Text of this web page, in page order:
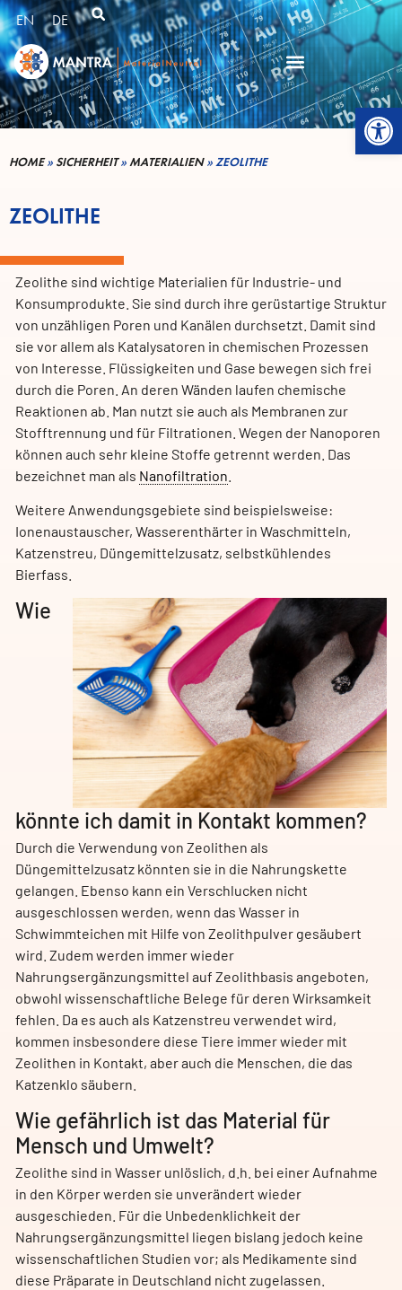
EN DE
HOME» SICHERHEIT»MATERIALIEN»ZEOLITHE
ZEOLITHE
Zeolithe sind wichtige Materialien für Industrie- und
Konsumprodukte. Sie sind durch ihre gerüstartige Struktur
von unzähligen Poren und Kanälen durchsetzt. Damit sind
sie vor allem als Katalysatoren in chemischen Prozessen
von Interesse. Flüssigkeiten und Gase bewegen sich frei
durch die Poren. An deren Wänden laufen chemische
Reaktionen ab. Man nutzt sie auch als Membranen zur
Stofftrennung und für Filtrationen. Wegen der Nanoporen
können auch sehr kleine Stoffe getrennt werden. Das
bezeichnet man als Nanofiltration
Weitere Anwendungsgebiete sind beispielsweise:
Ionenaustauscher, Wasserenthärter in Waschmitteln,
Katzenstreu, Düngemittelzusatz, selbstkühlendes
Bierfass.
Wie
könnte ich damit in Kontakt kommen?
Durch die Verwendung von Zeolithen als
Düngemittelzusatz könnten sie in die Nahrungskette
gelangen. Ebenso kann ein Verschlucken nicht
ausgeschlossen werden, wenn das Wasser in
Schwimmteichen mit Hilfe von Zeolithpulver gesäubert
wird. Zudem werden immer wieder
Nahrungsergänzungsmittel auf Zeolithbasis angeboten,
obwohl wissenschaftliche Belege für deren Wirksamkeit
fehlen. Da es auch als Katzenstreu verwendet wird,
kommen insbesondere diese Tiere immer wieder mit
Zeolithen in Kontakt, aber auch die Menschen, die das
Katzenklo säubern.
Wie gefährlich ist das Material für
Mensch und Umwelt?
Zeolithe sind in Wasser unlöslich, d.h. bei einer Aufnahme
in den Körper werden sie unverändert wieder
ausgeschieden. Für die Unbedenklichkeit der
Nahrungsergänzungsmittel liegen bislang jedoch keine
wissenschaftlichen Studien vor; als Medikamente sind
diese Präparate in Deutschland nicht zugelassen.